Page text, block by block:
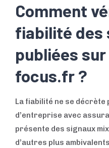
Comment
fiabilité des
publiées
focus.fr ?
La fiabilité ne se décrète
d’entreprise avec
présente des signaux
d’autres plus